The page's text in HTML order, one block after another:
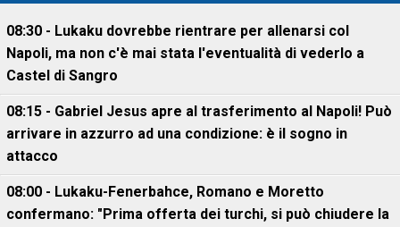
08:30 - Lukaku dovrebbe rientrare per allenarsi col
Napoli, ma non c'è mai stata l'eventualità di vederlo a
Castel di Sangro
08:15 - Gabriel Jesus apre al trasferimento al Napoli! Può
arrivare in azzurro ad una condizione: è il sogno in
attacco
08:00 - Lukaku-Fenerbahce, Romano e Moretto
confermano: "Prima offerta dei turchi, si può chiudere la